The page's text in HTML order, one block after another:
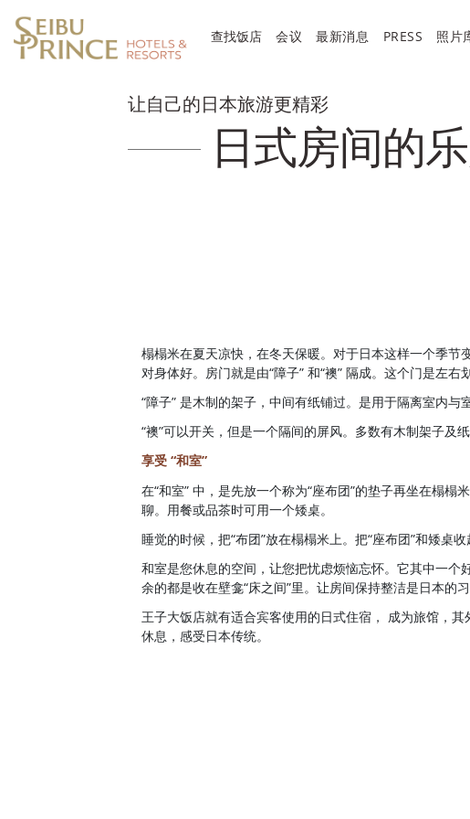
查找饭店 会议 最新消息 PRESS 照片
让自己的日本旅游更精彩
日式房间的
榻榻米在夏天凉快，在冬天保暖。对于日本这样一个季
对身体好。房门就是由“障子” 和“襖” 隔成。这个门是左右
“障子” 是木制的架子，中间有纸铺过。是用于隔离室内与
“襖”可以开关，但是一个隔间的屏风。多数有木制架子及
享受 “和室”
在“和室” 中，是先放一个称为“座布团”的垫子再坐在榻
聊。用餐或品茶时可用一个矮桌。
睡觉的时候，把“布团”放在榻榻米上。把“座布团”和矮桌
和室是您休息的空间，让您把忧虑烦恼忘怀。它其中一
余的都是收在壁龛“床之间”里。让房间保持整洁是日本的习
王子大饭店就有适合宾客使用的日式住宿， 成为旅馆，
休息，感受日本传统。